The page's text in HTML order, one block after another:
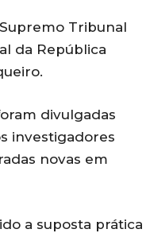
Tribunal
da República
divulgadas
investigadores
novas em
a suposta prática